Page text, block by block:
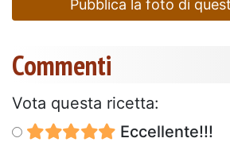
Pubblica la foto di
Commenti
Vota questa ricetta:
Eccellente!!!